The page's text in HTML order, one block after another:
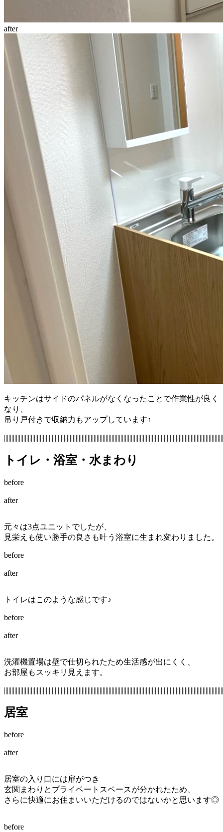
after
キッチンはサイドのパネルがなくなったことで作業性が良く
なり、
吊り戸付きで収納力もアップしています↑
トイレ・浴室・水まわり
before
after
元々は3点ユニットでしたが、
見栄えも使い勝手の良さも叶う浴室に生まれ変わりました。
before
after
トイレはこのような感じです♪
before
after
洗濯機置場は壁で仕切られたため生活感が出にくく、
お部屋もスッキリ見えます。
居室
before
after
居室の入り口には扉がつき
玄関まわりとプライベートスペースが分かれたため、
さらに快適にお住まいいただけるのではないかと思います◎
before